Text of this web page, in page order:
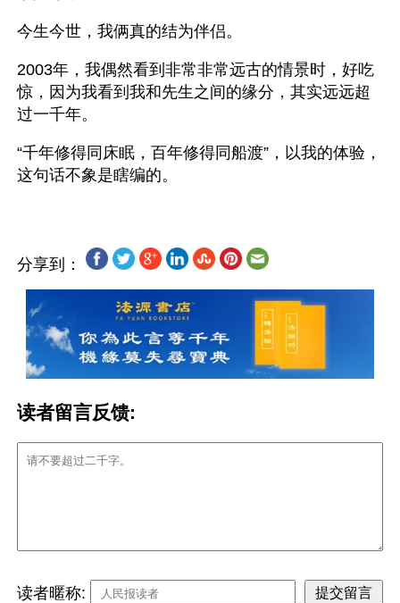
今生今世，我俩真的结为伴侣。
2003年，我偶然看到非常非常远古的情景时，好吃
惊，因为我看到我和先生之间的缘分，其实远远超
过一千年。
“千年修得同床眠，百年修得同船渡”，以我的体验，
分享到：
读者留言反馈:
读者暱称: